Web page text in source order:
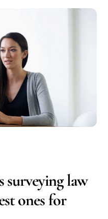
law
ones for